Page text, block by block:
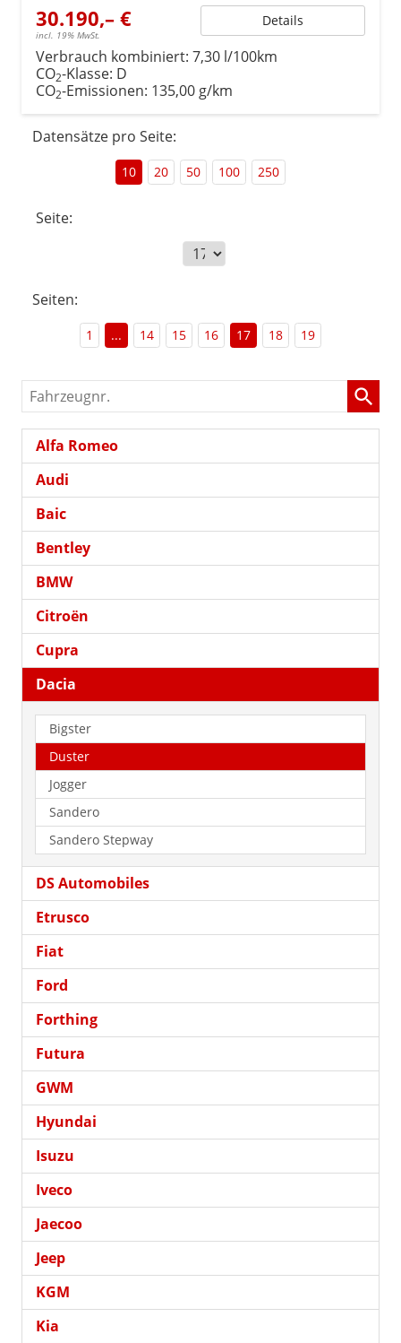
30.190,– €
incl. 19% MwSt.
Details
Verbrauch kombiniert: 7,30 l/100km
CO2-Klasse: D
CO2-Emissionen: 135,00 g/km
Datensätze pro Seite:
10 20 50 100 250
Seite:
Seiten:
1 ... 14 15 16 17 18 19
Fahrzeugnr.
Alfa Romeo
Audi
Baic
Bentley
BMW
Citroën
Cupra
Dacia
Bigster
Duster
Jogger
Sandero
Sandero Stepway
DS Automobiles
Etrusco
Fiat
Ford
Forthing
Futura
GWM
Hyundai
Isuzu
Iveco
Jaecoo
Jeep
KGM
Kia